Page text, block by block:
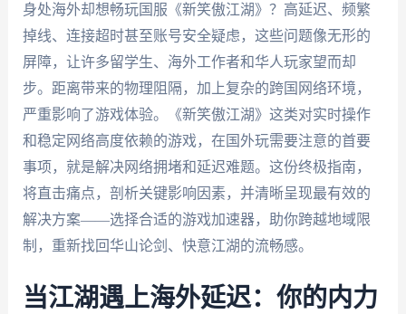
身处海外却想畅玩国服《新笑傲江湖》？高延迟、频繁
掉线、连接超时甚至账号安全疑虑，这些问题像无形的
屏障，让许多留学生、海外工作者和华人玩家望而却
步。距离带来的物理阻隔，加上复杂的跨国网络环境，
严重影响了游戏体验。《新笑傲江湖》这类对实时操作
和稳定网络高度依赖的游戏，在国外玩需要注意的首要
事项，就是解决网络拥堵和延迟难题。这份终极指南，
将直击痛点，剖析关键影响因素，并清晰呈现最有效的
解决方案——选择合适的游戏加速器，助你跨越地域限
制，重新找回华山论剑、快意江湖的流畅感。
当江湖遇上海外延迟：你的内力